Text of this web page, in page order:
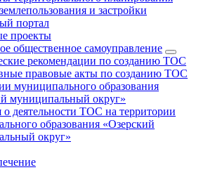
и застройки
портал
проекты
общественное самоуправление
рекомендации по созданию ТОС
правовые акты по созданию ТОС
муниципального образования
муниципальный округ»
о деятельности ТОС на территории
образования «Озерский
округ»